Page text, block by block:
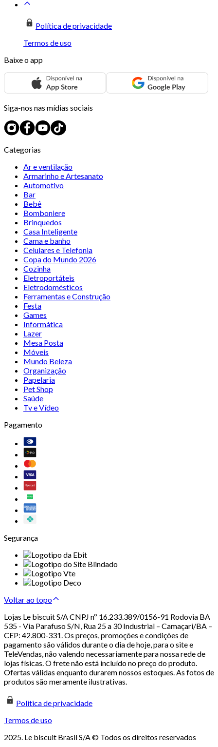
Política de privacidade
Termos de uso
Baixe o app
Siga-nos nas mídias sociais
Categorias
Ar e ventilação
Armarinho e Artesanato
Automotivo
Bar
Bebê
Bomboniere
Brinquedos
Casa Inteligente
Cama e banho
Celulares e Telefonia
Copa do Mundo 2026
Cozinha
Eletroportáteis
Eletrodomésticos
Ferramentas e Construção
Festa
Games
Informática
Lazer
Mesa Posta
Móveis
Mundo Beleza
Organização
Papelaria
Pet Shop
Saúde
Tv e Vídeo
Pagamento
Segurança
Voltar ao topo
Lojas Le biscuit S/A CNPJ nº 16.233.389/0156-91 Rodovia BA
535 - Via Parafuso S/N, Rua 25 a 30 Industrial – Camaçari/BA –
CEP: 42.800-331. Os preços, promoções e condições de
pagamento são válidos durante o dia de hoje, para o site e
TeleVendas, não valendo necessariamente para nossa rede de
lojas físicas. O frete não está incluído no preço do produto.
Ofertas válidas enquanto durarem nossos estoques. As fotos de
produtos são meramente ilustrativas.
Politica de privacidade
Termos de uso
2025. Le biscuit Brasil S/A © Todos os direitos reservados